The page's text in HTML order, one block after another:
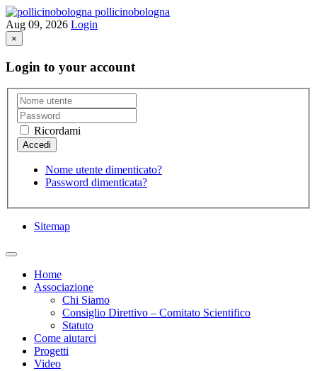
pollicinobologna
Aug 09, 2026 Login
×
Login to your account
Ricordami
Nome utente dimenticato?
Password dimenticata?
Sitemap
Home
Associazione
Chi Siamo
Consiglio Direttivo – Comitato Scientifico
Statuto
Come aiutarci
Progetti
Video